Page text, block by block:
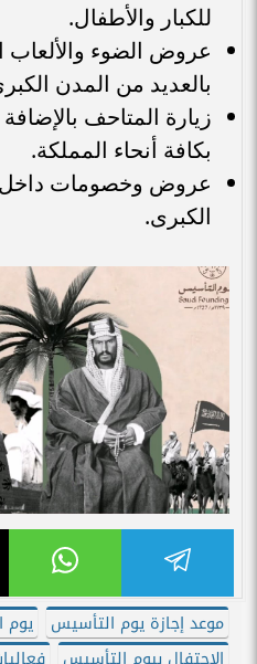
للكبار والأطفال.
عروض الضوء والألعاب
بالعديد من المدن
زيارة المتاحف بالإضافة
بكافة أنحاء المملكة.
عروض وخصومات داخل
الكبرى.
موعد إجازة يوم التأسيس
يوم